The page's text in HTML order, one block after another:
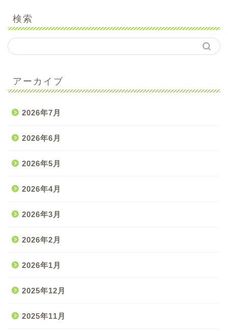
検索
アーカイブ
2026年7月
2026年6月
2026年5月
2026年4月
2026年3月
2026年2月
2026年1月
2025年12月
2025年11月